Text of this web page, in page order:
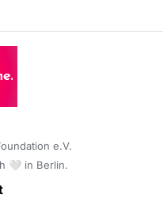
e.V.
🤍 in Berlin.